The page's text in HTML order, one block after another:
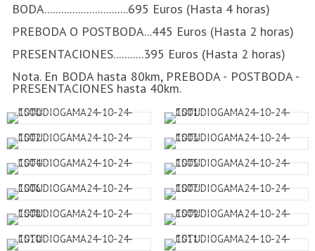
BODA..............................695 Euros (Hasta 4 horas)
PREBODA O POSTBODA...445 Euros (Hasta 2 horas)
PRESENTACIONES...........395 Euros (Hasta 2 horas)
Nota. En BODA hasta 80km, PREBODA - POSTBODA -
PRESENTACIONES hasta 40km.